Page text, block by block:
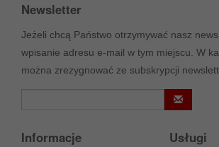
Newsletter
Jeżeli chcą Państwo otrzymywać nasz
wpisanie adresu e-mail w tym miejscu. W
można zrezygnować ze subskrypcji
Informacje Usługi